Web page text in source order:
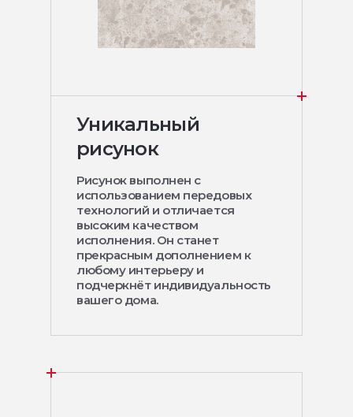
Уникальный
рисунок
Рисунок выполнен с
использованием передовых
технологий и отличается
высоким качеством
исполнения. Он станет
прекрасным дополнением к
любому интерьеру и
подчеркнёт индивидуальность
вашего дома.